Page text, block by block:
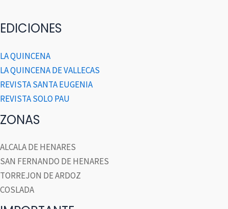
EDICIONES
LA QUINCENA
LA QUINCENA DE VALLECAS
REVISTA SANTA EUGENIA
REVISTA SOLO PAU
ZONAS
ALCALA DE HENARES
SAN FERNANDO DE HENARES
TORREJON DE ARDOZ
COSLADA